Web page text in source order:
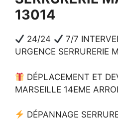
13014
24/24
7/7
URGENCE SERRURERIE
DÉPLACEMENT ET
MARSEILLE 14EME
DÉPANNAGE